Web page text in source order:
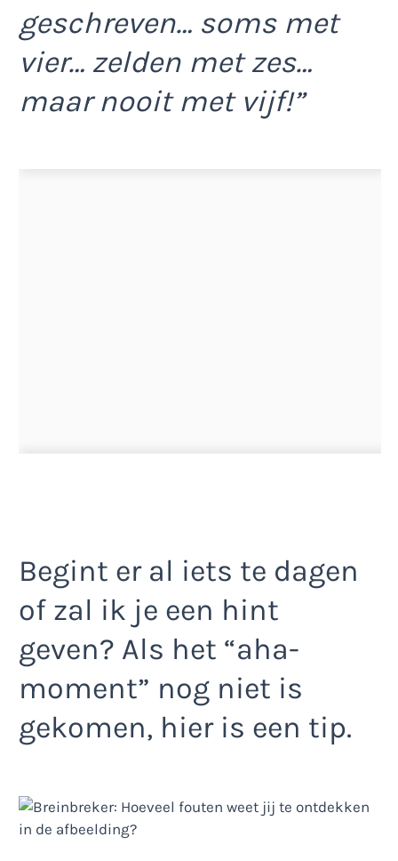
geschreven… soms met
vier… zelden met zes…
maar nooit met vijf!”
Begint er al iets te dagen
of zal ik je een hint
geven? Als het “aha-
moment” nog niet is
gekomen, hier is een tip.